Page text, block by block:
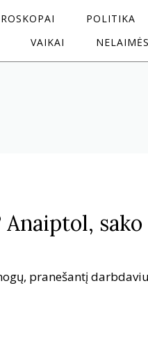
POLITIKA
VAIKAI
sako
pranešantį